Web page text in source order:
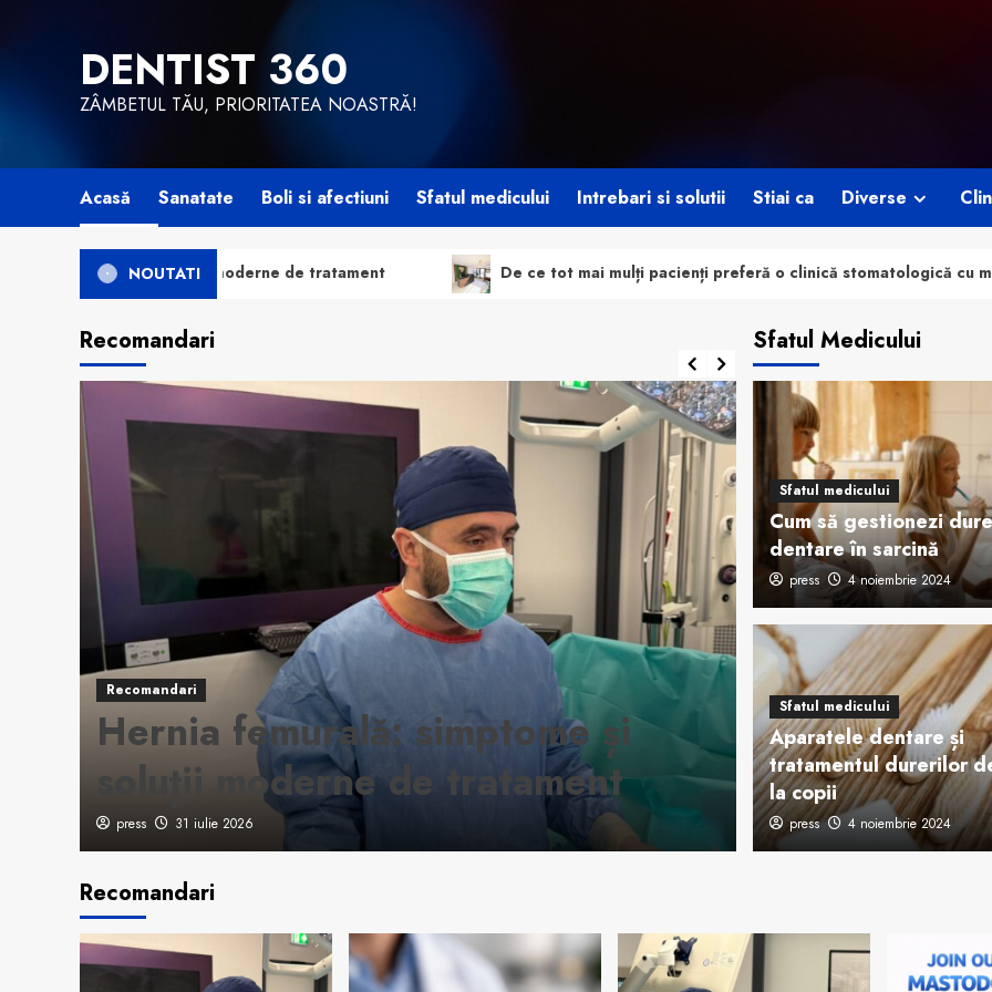
DENTIST 360
ZÂMBETUL TĂU, PRIORITATEA NOASTRĂ!
Acasă Sanatate Boli si afectiuni Sfatul medicului Intrebari si solutii Stiai ca Diverse
NOUTATI
moderne de tratament De ce tot mai mulți pacienți preferă o clinică stomatologică cu mai multe specialități sub
Recomandari
Recomandari
Hernia femurală: simptome și
soluții moderne de tratament
press 31 iulie 2026
Recomandari
Aparatul
tehnologie,
vizibile
press 12 iunie 2026
Sfatul Medicului
Sfatul medicului
Cum să gestionezi
dentare în sarcină
press 4 noiembrie 2024
Sfatul medicului
Aparatele dentare și
tratamentul durerilor
la copii
press 4 noiembrie 2024
Recomandari